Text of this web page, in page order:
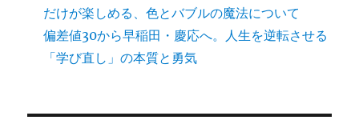
だけが楽しめる、色とバブルの魔法について
偏差値30から早稲田・慶応へ。人生を逆転させる
「学び直し」の本質と勇気